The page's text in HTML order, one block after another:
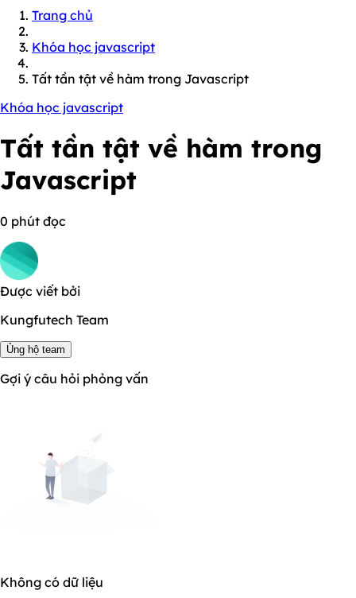
Trang chủ
Khóa học javascript
Tất tần tật về hàm trong Javascript
Khóa học javascript
Tất tần tật về hàm trong
Javascript
0 phút đọc
Được viết bởi
Kungfutech Team
Ủng hộ team
Gợi ý câu hỏi phỏng vấn
Không có dữ liệu